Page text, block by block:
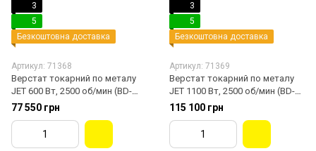
3
5
Безкоштовна доставка
Артикул: 71368
Верстат токарний по металу
JET 600 Вт, 2500 об/мин (BD-
8VS)
77 550 грн
3
5
Безкоштовна доставка
Артикул: 71369
Верстат токарний по металу
JET 1100 Вт, 2500 об/мин (BD-
10VS)
115 100 грн